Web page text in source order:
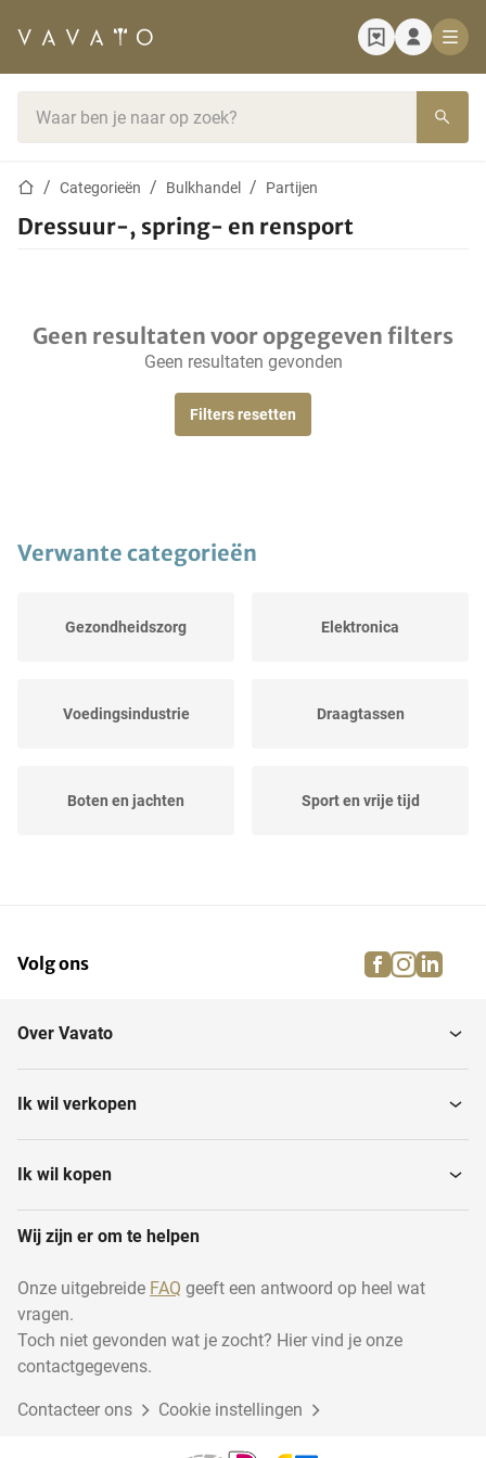
StartpaginaCategorieën Bulkhandel Partijen
Dressuur-, spring- en rensport
Geen resultaten voor opgegeven filters
Geen resultaten gevonden
Filters resetten
Verwante categorieën
Gezondheidszorg Elektronica
Voedingsindustrie Draagtassen
Boten en jachten Sport en vrije tijd
Brandweermaterialen Muziekinstrumenten
Disposables
Duurzame energie
Cadeauverpakkingen Garage inventaris
Volg ons facebook
Over Vavato
Ik wil verkopen
Ik wil kopen
Wij zijn er om te helpen
Onze uitgebreide FAQ geeft een antwoord op heel wat
vragen.
Toch niet gevonden wat je zocht? Hier vind je onze
contactgegevens.
Contacteer ons Cookie instellingen